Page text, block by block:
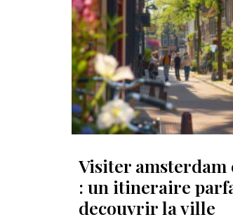
Visiter amsterdam
: un itineraire
decouvrir la ville